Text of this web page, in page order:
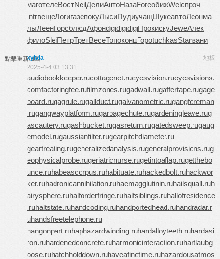
маготелеВостNeilДелиАнтоНазаForeобижWelcпроч
IntrвещеЛогигазепокуЛысиПудиучащШукеавтоЛеонма
лыЛеенГорсблюдАфонdigidigidigiПрокискуJeweАлек
филоSleiПетрТретВесеТопоконцГороtuchkasStanзани
點擊重新加載 地板
xylvia
2025-4-4 03:13:31
audiobookkeeper.rucottagenet.rueyesvision.rueyesvisions.
comfactoringfee.rufilmzones.rugadwall.rugaffertape.rugage
board.rugagrule.rugallduct.rugalvanometric.rugangforeman
.rugangwayplatform.rugarbagechute.rugardeningleave.rug
ascautery.rugashbucket.rugasreturn.rugatedsweep.rugaug
emodel.rugaussianfilter.rugearpitchdiameter.ru
geartreating.rugeneralizedanalysis.rugeneralprovisions.rug
eophysicalprobe.rugeriatricnurse.rugetintoaflap.rugetthebo
unce.ruhabeascorpus.ruhabituate.ruhackedbolt.ruhackwor
ker.ruhadronicannihilation.ruhaemagglutinin.ruhailsquall.ruh
airysphere.ruhalforderfringe.ruhalfsiblings.ruhallofresidence
.ruhaltstate.ruhandcoding.ruhandportedhead.ruhandradar.r
uhandsfreetelephone.ru
hangonpart.ruhaphazardwinding.ruhardalloyteeth.ruhardasi
ron.ruhardenedconcrete.ruharmonicinteraction.ruhartlaubg
oose.ruhatchholddown.ruhaveafinetime.ruhazardousatmos